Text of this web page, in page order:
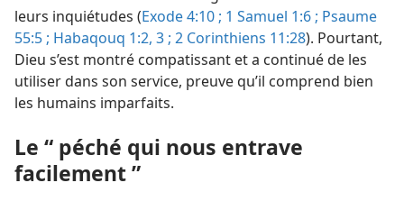
leurs inquiétudes (Exode 4:10 ; 1 Samuel 1:6 ; Psaume
55:5 ; Habaqouq 1:2, 3 ; 2 Corinthiens 11:28). Pourtant,
Dieu s’est montré compatissant et a continué de les
utiliser dans son service, preuve qu’il comprend bien
les humains imparfaits.
Le “ péché qui nous entrave
facilement ”